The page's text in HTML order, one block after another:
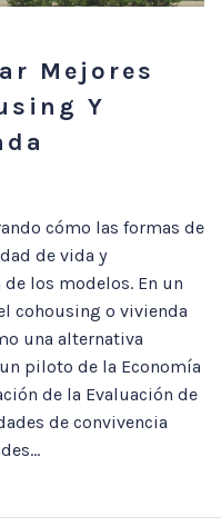
Mejores
Y
cómo las formas de
de vida y
los modelos. En un
cohousing o vivienda
una alternativa
piloto de la Economía
de la Evaluación de
de convivencia